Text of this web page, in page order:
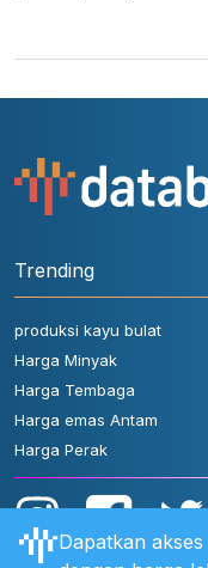
Trending
produksi kayu bulat
Harga Minyak
Harga Tembaga
Harga emas Antam
Harga Perak
Dapatkan